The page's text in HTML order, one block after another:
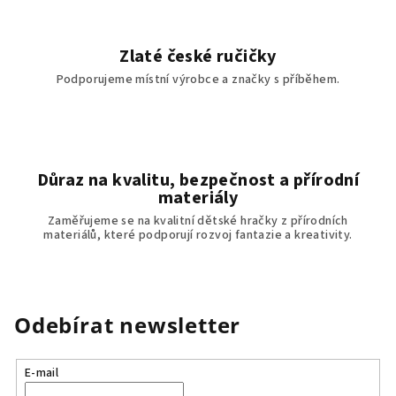
Zlaté české ručičky
Podporujeme místní výrobce a značky s příběhem.
Důraz na kvalitu, bezpečnost a přírodní
materiály
Zaměřujeme se na kvalitní dětské hračky z přírodních
materiálů, které podporují rozvoj fantazie a kreativity.
Odebírat newsletter
E-mail